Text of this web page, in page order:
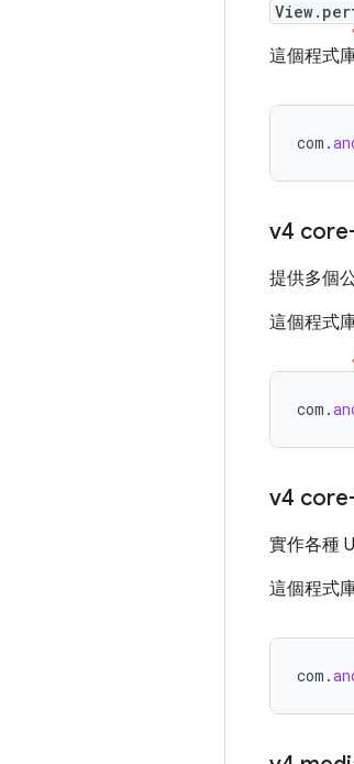
這個程式
com .
v4
提供多個
這個程式
com .
v4
實作各種
這個程式
com .